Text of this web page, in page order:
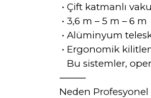
• Çift katmanlı
• 3,6 m – 5 m – 6
• Alüminyum
• Ergonomik
Bu sistemler,
⸻
Neden Profesyonel